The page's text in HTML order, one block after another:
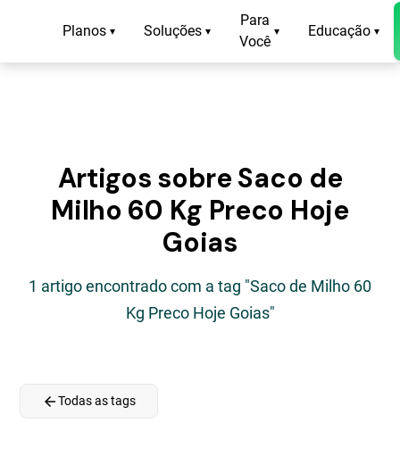
Planos ▾ Soluções ▾
Para
Você
▾ Educação ▾
Artigos sobre Saco de
Milho 60 Kg Preco Hoje
Goias
1 artigo encontrado com a tag "Saco de Milho 60
Kg Preco Hoje Goias"
arrow_backTodas as tags